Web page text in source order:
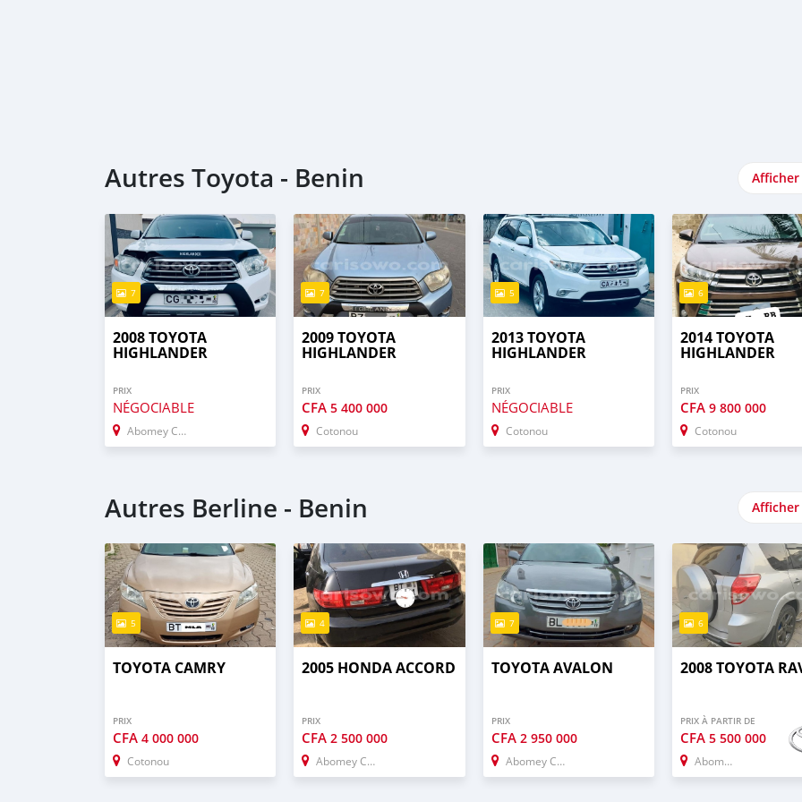
Autres Toyota - Benin
7
2008 TOYOTA
HIGHLANDER
PRIX
NÉGOCIABLE
Abomey Calavi
7
2009 TOYOTA
HIGHLANDER
PRIX
CFA5 400 000
Cotonou
5
2013 TOYOTA
HIGHLANDER
PRIX
NÉGOCIABLE
Cotonou
6
2014 TOYOTA
HIGHLANDER
PRIX
CFA 9 800 000
Cotonou
Autres Berline - Benin
5
TOYOTA CAMRY
PRIX
CFA 4 000 000
Cotonou
4
2005 HONDA ACCORD
PRIX
CFA2 500 000
Abomey Calavi
7
TOYOTA AVALON
PRIX
CFA 2 950 000
Abomey Calavi
6
2008 TOYOTA
PRIX À PARTIR DE
CFA 5 500 000
Abomey Calavi